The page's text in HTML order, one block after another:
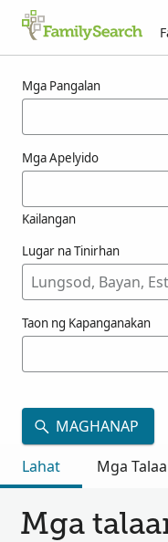
Mga Pangalan
Mga Apelyido
Kailangan
Lugar na Tinirhan
Taon ng Kapanganakan
MAGHANAP
Lahat
Mga
Mga